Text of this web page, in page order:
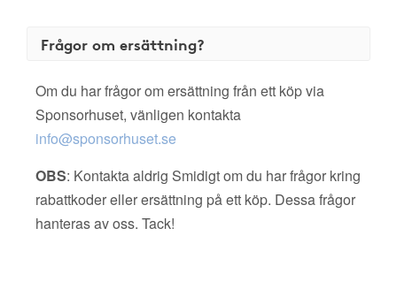
Frågor om ersättning?
Om du har frågor om ersättning från ett köp via
Sponsorhuset, vänligen kontakta
info@sponsorhuset.se
OBS: Kontakta aldrig Smidigt om du har frågor kring
rabattkoder eller ersättning på ett köp. Dessa frågor
hanteras av oss. Tack!